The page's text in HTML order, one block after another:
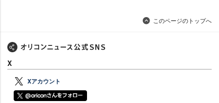
このページのトップへ
X
Xアカウント